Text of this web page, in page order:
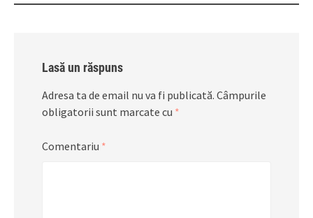
Lasă un răspuns
Adresa ta de email nu va fi publicată. Câmpurile
obligatorii sunt marcate cu *
Comentariu *